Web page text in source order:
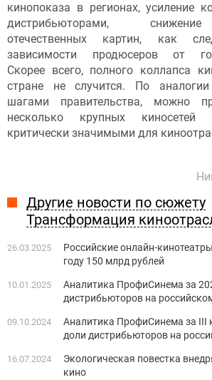
кинопоказа в регионах, усиление
дистрибьюторами,
отечественных картин, как
зависимости продюсеров от
Скорее всего, полного коллапса
стране не случится. По
шагами правительства, можно
несколько крупных киносетей
критически значимыми для
Другие новости по сюжету
Трансформация
26.03.2025
Российские онлайн-
году 150 млрд рублей
10.01.2025
Аналитика ПрофиСинема за
дистрибьюторов на
09.10.2024
Аналитика ПрофиСинема за III
доли дистрибьюторов на
16.07.2024
Экологическая повестка
кино